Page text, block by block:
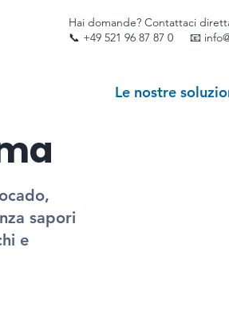
Hai domande? Contattaci
📞 +49 521 96 87 87 0 📧
Le nostre
sapori
e